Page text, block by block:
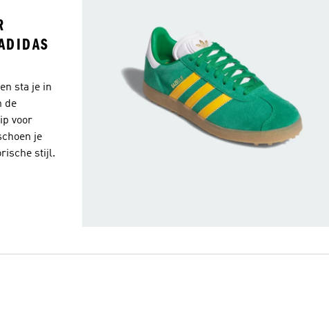
sta je in
de
voor
je
stijl.